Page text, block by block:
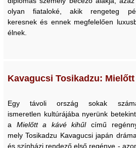
olyan fiataloké, akik rengeteg
keresnek és ennek megfelelően
élnek.
Kavagucsi Tosikadzu: Mielőtt
Egy távoli ország sokak
ismeretlen kultúrájába nyerünk
a Mielőtt a kávé kihűlcímű
mely Tosikadzu Kavagucsi japán
és színházi rendező első regénye -